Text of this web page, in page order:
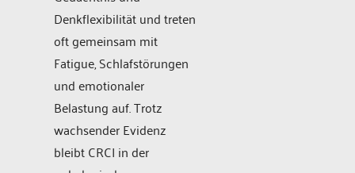
Denkflexibilität und treten
oft gemeinsam mit
Fatigue, Schlafstörungen
und emotionaler
Belastung auf. Trotz
wachsender Evidenz
bleibt CRCI in der